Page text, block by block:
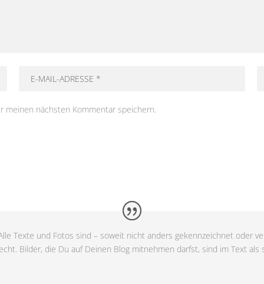
meinen nächsten Kommentar speichern.
Texte und Fotos sind – soweit nicht anders gekennzeichnet oder
Bilder, die Du auf Deinen Blog mitnehmen darfst, sind im Text als